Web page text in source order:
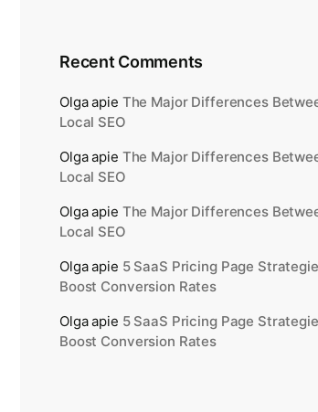
Recent Comments
Olgaapie The Major Differences
Local SEO
Olgaapie The Major Differences
Local SEO
Olgaapie The Major Differences
Local SEO
Olgaapie 5 SaaS Pricing Page
Boost Conversion Rates
Olgaapie 5 SaaS Pricing Page
Boost Conversion Rates